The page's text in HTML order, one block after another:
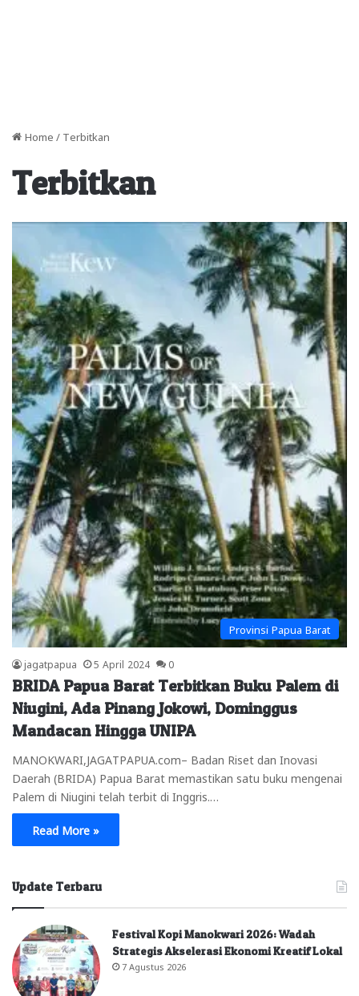
Home / Terbitkan
Terbitkan
Provinsi Papua Barat
jagatpapua 5 April 2024 0
BRIDA Papua Barat Terbitkan Buku Palem di
Niugini, Ada Pinang Jokowi, Dominggus
Mandacan Hingga UNIPA
MANOKWARI,JAGATPAPUA.com– Badan Riset dan Inovasi
Daerah (BRIDA) Papua Barat memastikan satu buku mengenai
Palem di Niugini telah terbit di Inggris.…
Read More »
Update Terbaru
Festival Kopi Manokwari 2026: Wadah
Strategis Akselerasi Ekonomi Kreatif Lokal
7 Agustus 2026